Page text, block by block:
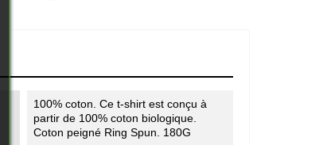
100% coton. Ce t-shirt est conçu à
partir de 100% coton biologique.
Coton peigné Ring Spun. 180G